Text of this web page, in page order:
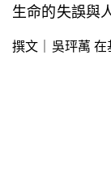
生命的失誤與
撰文｜吳玶萭